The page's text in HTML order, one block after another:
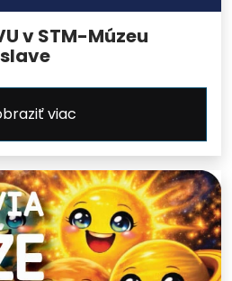
v STM-Múzeu
viac